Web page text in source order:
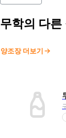
무학의 다른
양조장 더보기